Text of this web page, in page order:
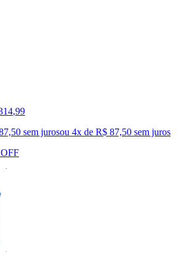
,99
sem jurosou 4x de R$ 87,50 sem juros